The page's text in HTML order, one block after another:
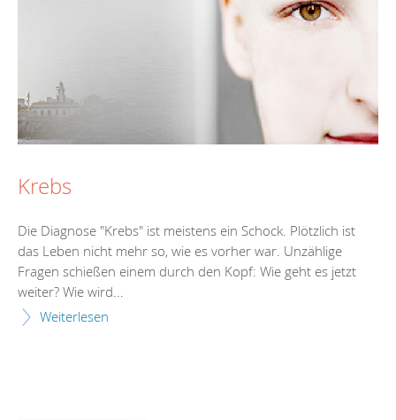
Krebs
Die Diagnose "Krebs" ist meistens ein Schock. Plötzlich ist
das Leben nicht mehr so, wie es vorher war. Unzählige
Fragen schießen einem durch den Kopf: Wie geht es jetzt
weiter? Wie wird...
Weiterlesen